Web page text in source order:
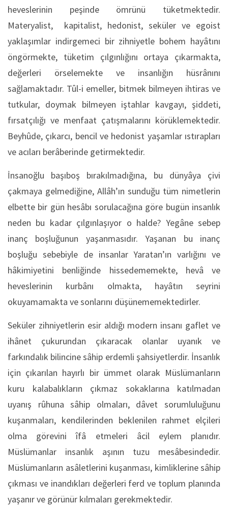
heveslerinin peşinde ömrünü tüketmektedir.
Materyalist, kapitalist, hedonist, seküler ve egoist
yaklaşımlar indirgemeci bir zihniyetle bohem hayâtını
öngörmekte, tüketim çılgınlığını ortaya çıkarmakta,
değerleri örselemekte ve insanlığın hüsrânını
sağlamaktadır. Tûl-i emeller, bitmek bilmeyen ihtiras ve
tutkular, doymak bilmeyen iştahlar kavgayı, şiddeti,
fırsatçılığı ve menfaat çatışmalarını körüklemektedir.
Beyhûde, çıkarcı, bencil ve hedonist yaşamlar ıstırapları
ve acıları berâberinde getirmektedir.
İnsanoğlu başıboş bırakılmadığına, bu dünyâya çivi
çakmaya gelmediğine, Allâh’ın sunduğu tüm nimetlerin
elbette bir gün hesâbı sorulacağına göre bugün insanlık
neden bu kadar çılgınlaşıyor o halde? Yegâne sebep
inanç boşluğunun yaşanmasıdır. Yaşanan bu inanç
boşluğu sebebiyle de insanlar Yaratan’ın varlığını ve
hâkimiyetini benliğinde hissedememekte, hevâ ve
heveslerinin kurbânı olmakta, hayâtın seyrini
okuyamamakta ve sonlarını düşünememektedirler.
Seküler zihniyetlerin esir aldığı modern insanı gaflet ve
ihânet çukurundan çıkaracak olanlar uyanık ve
farkındalık bilincine sâhip erdemli şahsiyetlerdir. İnsanlık
için çıkarılan hayırlı bir ümmet olarak Müslümanların
kuru kalabalıkların çıkmaz sokaklarına katılmadan
uyanış rûhuna sâhip olmaları, dâvet sorumluluğunu
kuşanmaları, kendilerinden beklenilen rahmet elçileri
olma görevini îfâ etmeleri âcil eylem planıdır.
Müslümanlar insanlık aşının tuzu mesâbesindedir.
Müslümanların asâletlerini kuşanması, kimliklerine sâhip
çıkması ve inandıkları değerleri ferd ve toplum planında
yaşanır ve görünür kılmaları gerekmektedir.